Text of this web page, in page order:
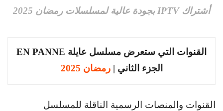
أشتراك IPTV بجودة عالية لمسلسلات رمضان 2025
القنوات التي ستعرض مسلسل عايلة EN PANNE
الجزء الثاني |رمضان 2025
القنوات والمنصات الرسمية الناقلة للمسلسل